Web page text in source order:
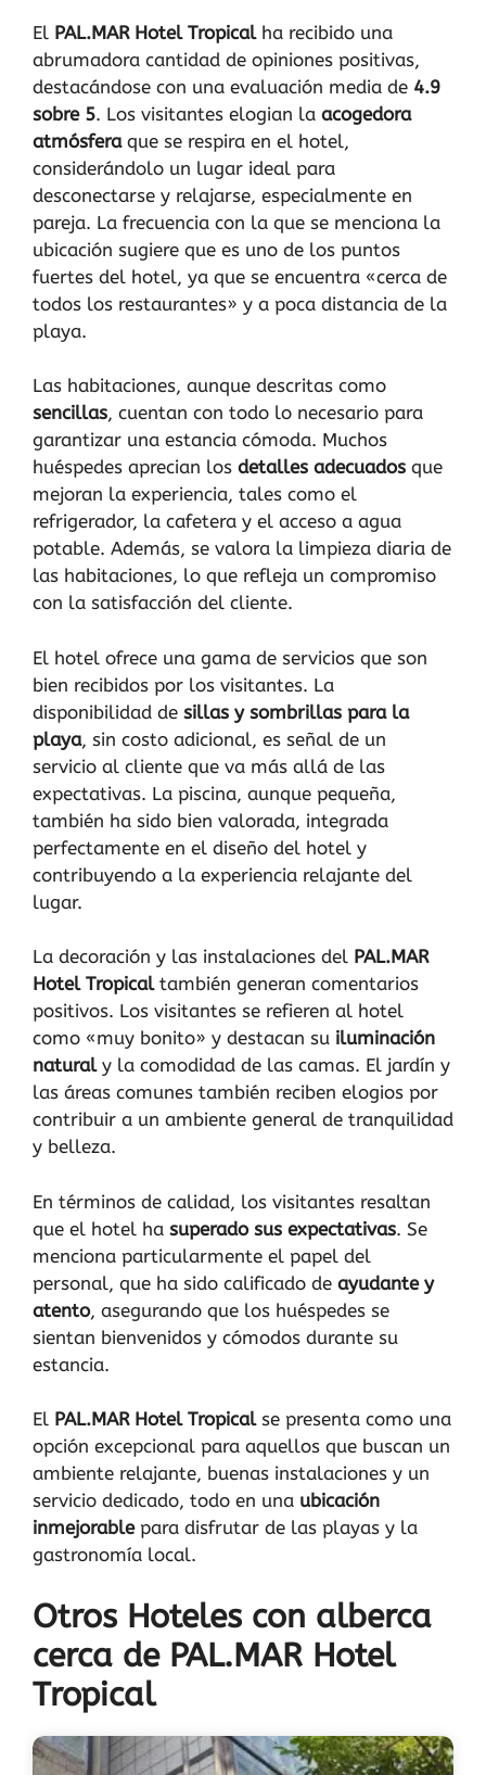
El PAL.MAR Hotel Tropicalha recibido una
abrumadora cantidad de opiniones positivas,
destacándose con una evaluación media de 4.9
sobre 5. Los visitantes elogian la acogedora
atmósferaque se respira en el hotel,
considerándolo un lugar ideal para
desconectarse y relajarse, especialmente en
pareja. La frecuencia con la que se menciona la
ubicación sugiere que es uno de los puntos
fuertes del hotel, ya que se encuentra «cerca de
todos los restaurantes» y a poca distancia de la
playa.
Las habitaciones, aunque descritas como
sencillas, cuentan con todo lo necesario para
garantizar una estancia cómoda. Muchos
huéspedes aprecian los detalles adecuados que
mejoran la experiencia, tales como el
refrigerador, la cafetera y el acceso a agua
potable. Además, se valora la limpieza diaria de
las habitaciones, lo que refleja un compromiso
con la satisfacción del cliente.
El hotel ofrece una gama de servicios que son
bien recibidos por los visitantes. La
disponibilidad de sillas y sombrillas para la
playa, sin costo adicional, es señal de un
servicio al cliente que va más allá de las
expectativas. La piscina, aunque pequeña,
también ha sido bien valorada, integrada
perfectamente en el diseño del hotel y
contribuyendo a la experiencia relajante del
lugar.
La decoración y las instalaciones del PAL.MAR
Hotel Tropicaltambién generan comentarios
positivos. Los visitantes se refieren al hotel
como «muy bonito» y destacan su iluminación
naturaly la comodidad de las camas. El jardín y
las áreas comunes también reciben elogios por
contribuir a un ambiente general de tranquilidad
y belleza.
En términos de calidad, los visitantes resaltan
que el hotel ha superado sus expectativas. Se
menciona particularmente el papel del
personal, que ha sido calificado de ayudante y
atento, asegurando que los huéspedes se
sientan bienvenidos y cómodos durante su
estancia.
El PAL.MAR Hotel Tropicalse presenta como una
opción excepcional para aquellos que buscan un
ambiente relajante, buenas instalaciones y un
servicio dedicado, todo en una ubicación
inmejorablepara disfrutar de las playas y la
gastronomía local.
Otros Hoteles con alberca
cerca de PAL.MAR Hotel
Tropical